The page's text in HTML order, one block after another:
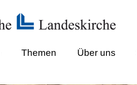
Themen Über uns